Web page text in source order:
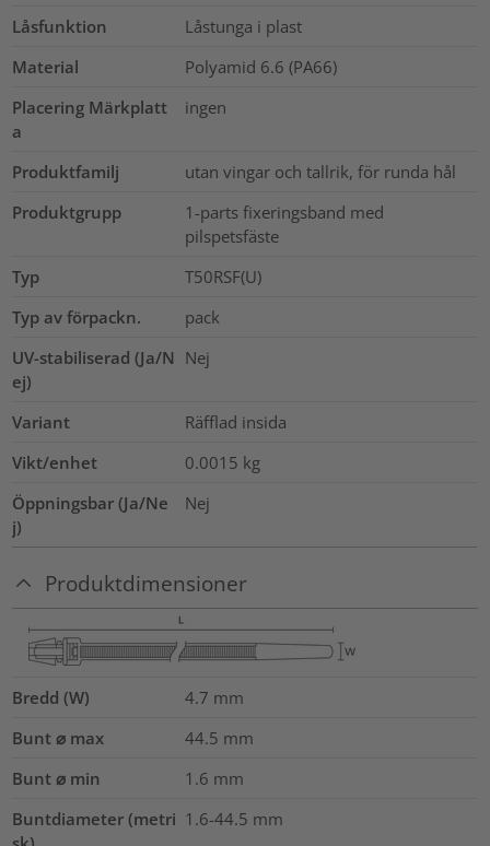
Låsfunktion
Låstunga i plast
Material
Polyamid 6.6 (PA66)
Placering Märkplatt
a
ingen
Produktfamilj
utan vingar och tallrik, för runda hål
Produktgrupp
1-parts fixeringsband med
pilspetsfäste
Typ
T50RSF(U)
Typ av förpackn.
pack
UV-stabiliserad (Ja/N
ej)
Nej
Variant
Räfflad insida
Vikt/enhet
0.0015 kg
Öppningsbar (Ja/Ne
j)
Nej
Produktdimensioner
Bredd (W) 4.7 mm
Bunt ⌀ max
44.5 mm
Bunt ⌀ min
1.6 mm
Buntdiameter (metri 1.6-44.5 mm